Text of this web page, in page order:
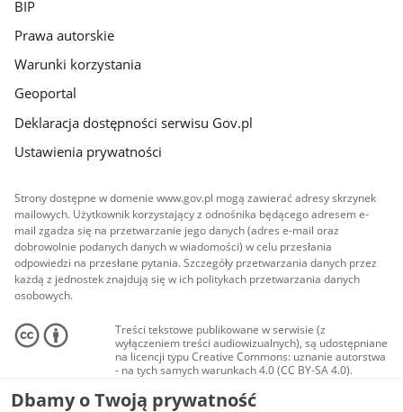
BIP
Prawa autorskie
Warunki korzystania
Geoportal
Deklaracja dostępności serwisu Gov.pl
Ustawienia prywatności
Strony dostępne w domenie www.gov.pl mogą zawierać adresy skrzynek
mailowych. Użytkownik korzystający z odnośnika będącego adresem e-
mail zgadza się na przetwarzanie jego danych (adres e-mail oraz
dobrowolnie podanych danych w wiadomości) w celu przesłania
odpowiedzi na przesłane pytania. Szczegóły przetwarzania danych przez
każdą z jednostek znajdują się w ich politykach przetwarzania danych
osobowych.
Treści tekstowe publikowane w serwisie (z
wyłączeniem treści audiowizualnych), są udostępniane
na licencji typu Creative Commons: uznanie autorstwa
- na tych samych warunkach 4.0 (CC BY-SA 4.0).
Materiały audiowizualne, w tym zdjęcia, materiały
audio i wideo, są udostępniane na licencji typu
Dbamy o Twoją prywatność